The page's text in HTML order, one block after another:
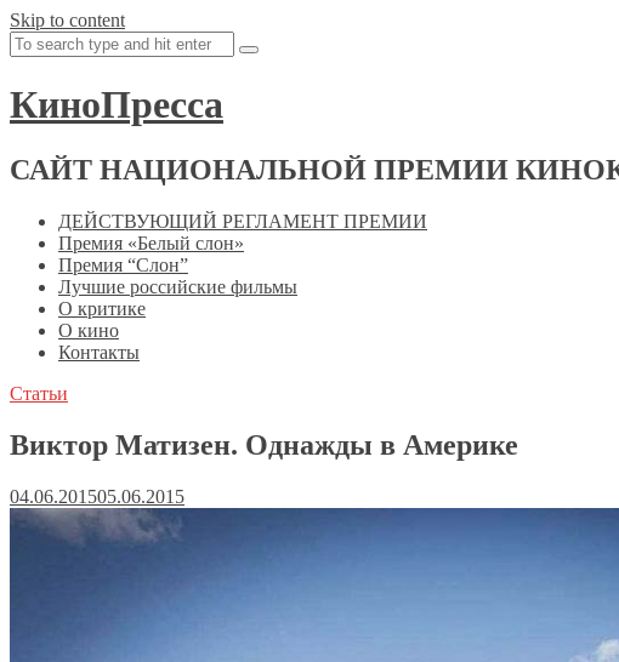
Skip to content
КиноПресса
САЙТ НАЦИОНАЛЬНОЙ ПРЕМИИ
ДЕЙСТВУЮЩИЙ РЕГЛАМЕНТ ПРЕМИИ
Премия «Белый слон»
Премия “Слон”
Лучшие российские фильмы
О критике
О кино
Контакты
Статьи
Виктор Матизен. Однажды в Америке
04.06.201505.06.2015